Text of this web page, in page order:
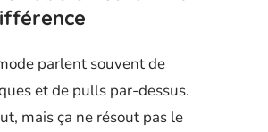
parlent souvent de
et de pulls par-dessus.
mais ça ne résout pas le